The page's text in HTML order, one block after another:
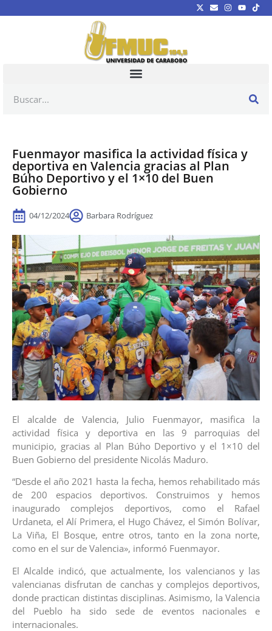
Fuenmayor masifica la actividad física y
deportiva en Valencia gracias al Plan
Búho Deportivo y el 1×10 del Buen
Gobierno
04/12/2024 Barbara Rodríguez
El alcalde de Valencia, Julio Fuenmayor, masifica la
actividad física y deportiva en las 9 parroquias del
municipio, gracias al Plan Búho Deportivo y el 1×10 del
Buen Gobierno del presidente Nicolás Maduro.
“Desde el año 2021 hasta la fecha, hemos rehabilitado más
de 200 espacios deportivos. Construimos y hemos
inaugurado complejos deportivos, como el Rafael
Urdaneta, el Alí Primera, el Hugo Chávez, el Simón Bolívar,
La Viña, El Bosque, entre otros, tanto en la zona norte,
como en el sur de Valencia», informó Fuenmayor.
El Alcalde indicó, que actualmente, los valencianos y las
valencianas disfrutan de canchas y complejos deportivos,
donde practican distintas disciplinas. Asimismo, la Valencia
del Pueblo ha sido sede de eventos nacionales e
internacionales.